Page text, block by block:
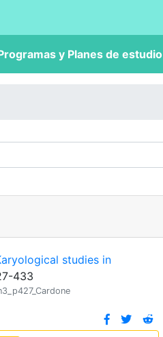
y Planes de estudio
studies in
433